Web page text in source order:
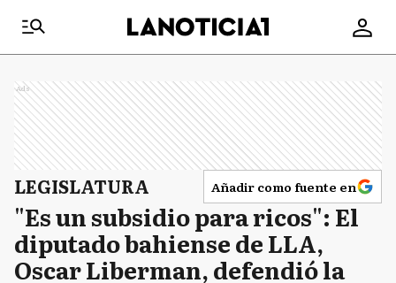
Ads
LEGISLATURA Añadir como fuente en
"Es un subsidio para ricos": El
diputado bahiense de LLA,
Oscar Liberman, defendió la